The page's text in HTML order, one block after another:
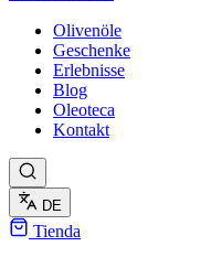
Olivenöle
Geschenke
Erlebnisse
Blog
Oleoteca
Kontakt
DE
Tienda